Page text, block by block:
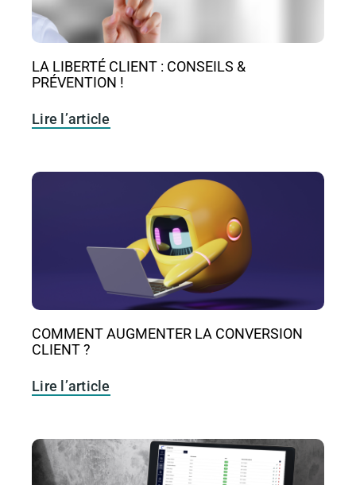
LA LIBERTÉ CLIENT : CONSEILS &
PRÉVENTION !
Lire l’article
COMMENT AUGMENTER LA CONVERSION
CLIENT ?
Lire l’article